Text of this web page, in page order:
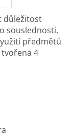
důležitost
souslednosti,
předmětů
4